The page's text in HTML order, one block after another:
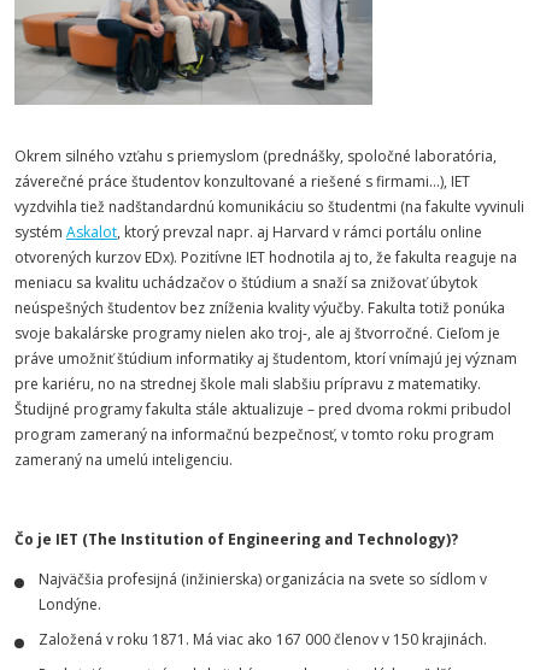
Okrem silného vzťahu s priemyslom (prednášky, spoločné laboratória,
záverečné práce študentov konzultované a riešené s firmami...), IET
vyzdvihla tiež nadštandardnú komunikáciu so študentmi (na fakulte vyvinuli
systém Askalot, ktorý prevzal napr. aj Harvard v rámci portálu online
otvorených kurzov EDx). Pozitívne IET hodnotila aj to, že fakulta reaguje na
meniacu sa kvalitu uchádzačov o štúdium a snaží sa znižovať úbytok
neúspešných študentov bez zníženia kvality výučby. Fakulta totiž ponúka
svoje bakalárske programy nielen ako troj-, ale aj štvorročné. Cieľom je
práve umožniť štúdium informatiky aj študentom, ktorí vnímajú jej význam
pre kariéru, no na strednej škole mali slabšiu prípravu z matematiky.
Študijné programy fakulta stále aktualizuje – pred dvoma rokmi pribudol
program zameraný na informačnú bezpečnosť, v tomto roku program
zameraný na umelú inteligenciu.
Čo je IET (The Institution of Engineering and Technology)?
Najväčšia profesijná (inžinierska) organizácia na svete so sídlom v
Londýne.
Založená v roku 1871. Má viac ako 167 000 členov v 150 krajinách.